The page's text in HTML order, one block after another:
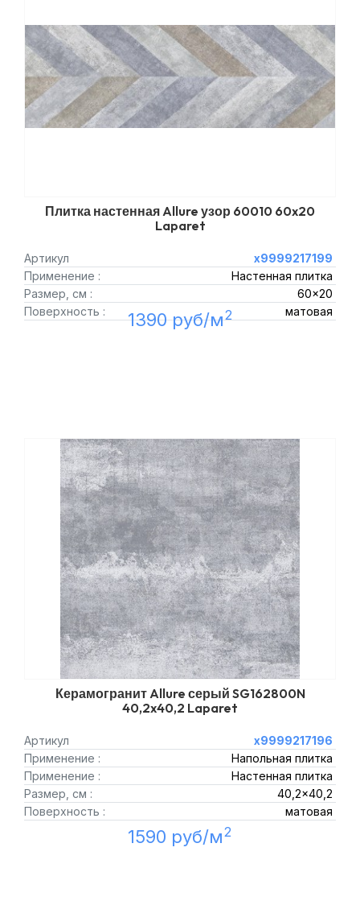
Плитка настенная Allure узор 60010 60x20
Laparet
Артикул
х9999217199
Применение :
Настенная плитка
Размер, см :
60x20
Поверхность :
матовая
1390 руб/м2
Керамогранит Allure серый SG162800N
40,2x40,2 Laparet
Артикул
х9999217196
Применение :
Напольная плитка
Применение :
Настенная плитка
Размер, см :
40,2x40,2
Поверхность :
матовая
1590 руб/м2